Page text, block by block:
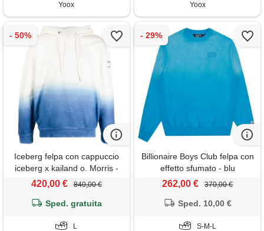
Yoox
Yoox
Iceberg felpa con cappuccio
iceberg x kailand o. Morris -
blu
420,00 € 840,00 €
Sped. gratuita
L
Billionaire Boys Club felpa con
effetto sfumato - blu
262,00 € 370,00 €
Sped. 10,00 €
S-M-L